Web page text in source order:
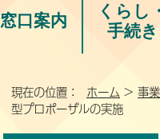
窓口案内
くらし
手続き
現在の位置： ホーム > 事
型プロポーザルの実施